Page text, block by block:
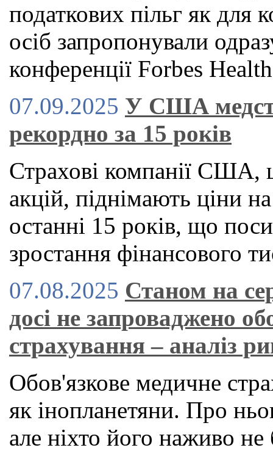
податкових пільг як для
осіб запропонували
конференції Forbes
07.09.2025 У США
рекордно за 15 років
Страхові компанії США,
акцій, піднімають ціни
останні 15 років, що
зростання фінансового
07.08.2025 Станом на
досі не запроваджено
страхування – аналіз
Обов'язкове медичне
як інопланетяни. Про
але ніхто його наживо